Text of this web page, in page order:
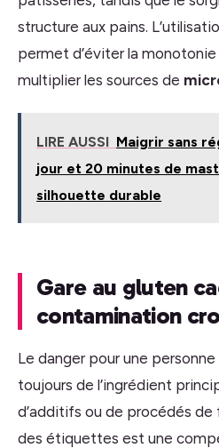
structure aux pains.
permet d’éviter la
multiplier les sources de
LIRE AUSSI Maigrir sans
jour et 20 minutes de
silhouette durable
Gare au gluten
contamination
Le danger pour une
toujours de l’ingrédient
d’additifs ou de procédés de
des étiquettes est une